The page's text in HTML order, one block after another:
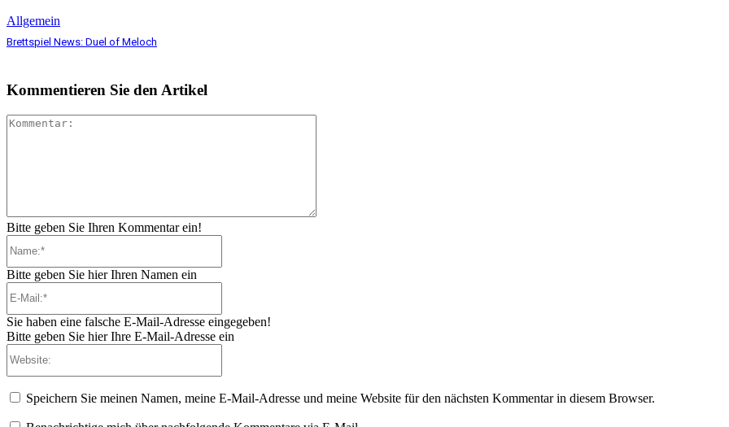
Allgemein
Brettspiel News: Duel of Meloch
Kommentieren Sie den Artikel
Bitte geben Sie Ihren Kommentar ein!
Bitte geben Sie hier Ihren Namen ein
Sie haben eine falsche E-Mail-Adresse eingegeben!
Bitte geben Sie hier Ihre E-Mail-Adresse ein
Speichern Sie meinen Namen, meine E-Mail-Adresse und meine Website für den nächsten Kommentar in diesem Browser.